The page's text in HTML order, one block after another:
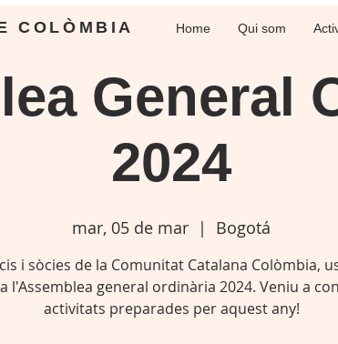
COLÒMBIA Home Qui som
General
2024
mar, 05 de mar
  |
Bogotá
i sòcies de la Comunitat Catalana Colòmbia,
l'Assemblea general ordinària 2024. Veniu a
activitats preparades per aquest any!